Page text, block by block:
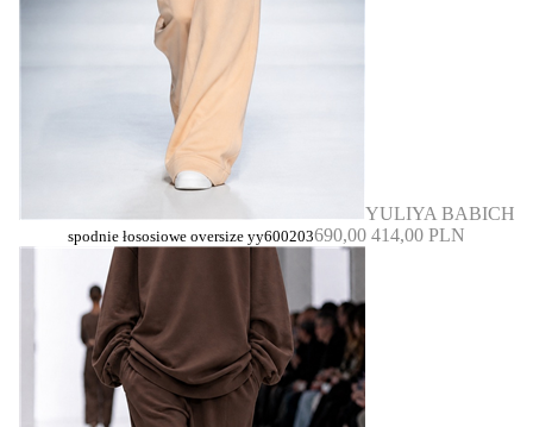
YULIYA BABICH
spodnie łososiowe oversize yy600203690,00 414,00 PLN